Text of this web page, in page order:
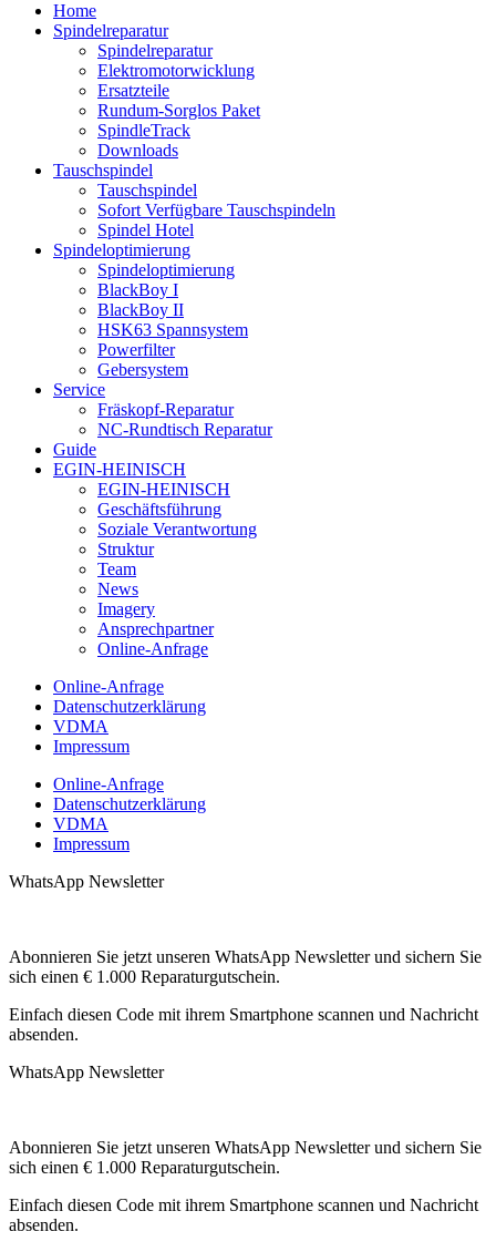
Home
Spindelreparatur
Spindelreparatur
Elektromotorwicklung
Ersatzteile
Rundum-Sorglos Paket
SpindleTrack
Downloads
Tauschspindel
Tauschspindel
Sofort Verfügbare Tauschspindeln
Spindel Hotel
Spindeloptimierung
Spindeloptimierung
BlackBoy I
BlackBoy II
HSK63 Spannsystem
Powerfilter
Gebersystem
Service
Fräskopf-Reparatur
NC-Rundtisch Reparatur
Guide
EGIN-HEINISCH
EGIN-HEINISCH
Geschäftsführung
Soziale Verantwortung
Struktur
Team
News
Imagery
Ansprechpartner
Online-Anfrage
Online-Anfrage
Datenschutzerklärung
VDMA
Impressum
Online-Anfrage
Datenschutzerklärung
VDMA
Impressum
WhatsApp Newsletter
Abonnieren Sie jetzt unseren WhatsApp Newsletter und sichern Sie
sich einen € 1.000 Reparaturgutschein.
Einfach diesen Code mit ihrem Smartphone scannen und Nachricht
absenden.
WhatsApp Newsletter
Abonnieren Sie jetzt unseren WhatsApp Newsletter und sichern Sie
sich einen € 1.000 Reparaturgutschein.
Einfach diesen Code mit ihrem Smartphone scannen und Nachricht
absenden.